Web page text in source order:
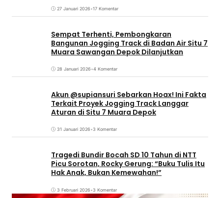
27 Januari 2026•17 Komentar
Sempat Terhenti, Pembongkaran
Bangunan Jogging Track di Badan Air Situ 7
Muara Sawangan Depok Dilanjutkan
28 Januari 2026•4 Komentar
Akun @supiansuri Sebarkan Hoax! Ini Fakta
Terkait Proyek Jogging Track Langgar
Aturan di Situ 7 Muara Depok
31 Januari 2026•3 Komentar
Tragedi Bundir Bocah SD 10 Tahun di NTT
Picu Sorotan, Rocky Gerung: “Buku Tulis Itu
Hak Anak, Bukan Kemewahan!”
3 Februari 2026•3 Komentar